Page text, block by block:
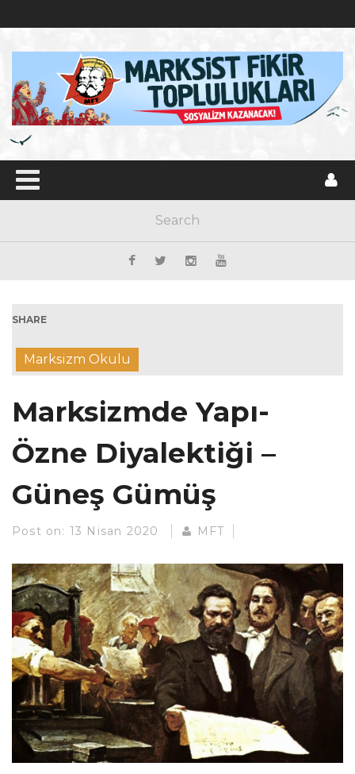
SHARE
Marksizm Okulu
Marksizmde Yapı-
Özne Diyalektiği –
Güneş Gümüş
Post on: 13 Nisan 2020 MFT